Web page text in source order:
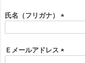
須
)
氏名（フリガナ）
須
)
Ｅメールアドレス